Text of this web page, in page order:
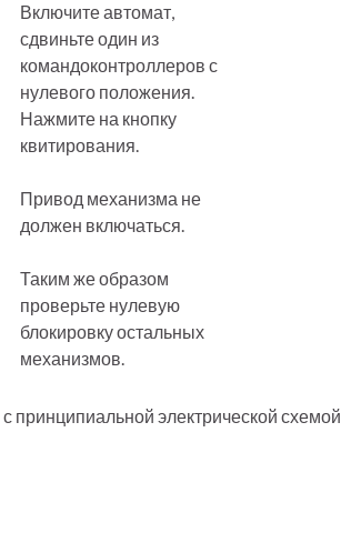
Включите автомат,
сдвиньте один из
командоконтроллеров с
нулевого положения.
Нажмите на кнопку
квитирования.
Привод механизма не
должен включаться.
Таким же образом
проверьте нулевую
блокировку остальных
механизмов.
принципиальной электрической схемой